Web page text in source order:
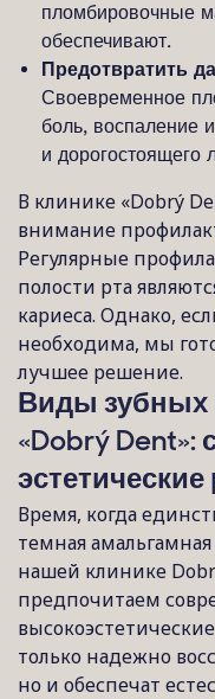
пломбировочные
обеспечивают.
Предотвратить
Своевременное
боль, воспаление
и дорогостоящего
В клинике «Dobrý
внимание
Регулярные
полости рта
кариеса. Однако,
необходима, мы
лучшее решение.
Виды зубных
«Dobrý
Время, когда
темная
нашей клинике
предпочитаем
только надежно
но и обеспечат